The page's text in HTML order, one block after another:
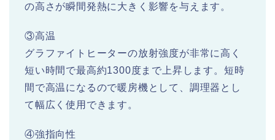
の高さが瞬間発熱に大きく影響を与えます。
③高温
グラファイトヒーターの放射強度が非常に高く
短い時間で最高約1300度まで上昇します。短時
間で高温になるので暖房機として、調理器とし
て幅広く使用できます。
④強指向性